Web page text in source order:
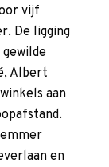
vijf
De ligging
Albert
aan
en